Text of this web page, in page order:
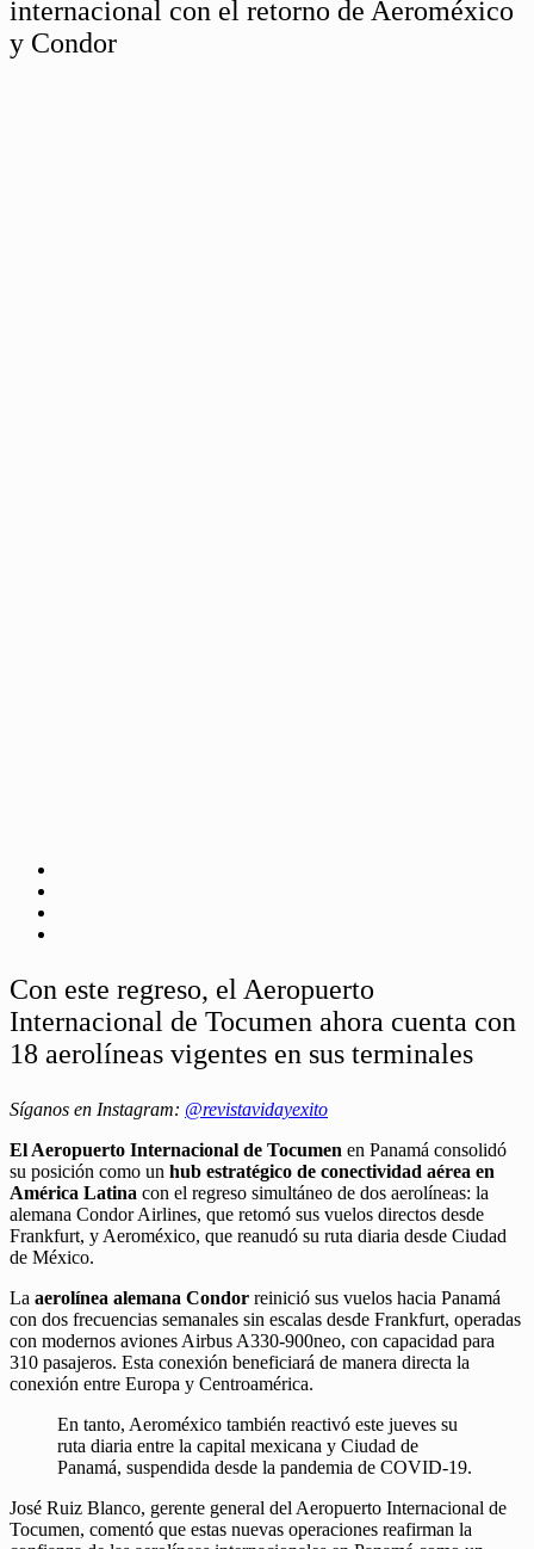
internacional con el retorno de Aeroméxico
y Condor
Con este regreso, el Aeropuerto
Internacional de Tocumen ahora cuenta con
18 aerolíneas vigentes en sus terminales
Síganos en Instagram: @revistavidayexito
El Aeropuerto Internacional de Tocumen en Panamá consolidó
su posición como un hub estratégico de conectividad aérea en
América Latina con el regreso simultáneo de dos aerolíneas: la
alemana Condor Airlines, que retomó sus vuelos directos desde
Frankfurt, y Aeroméxico, que reanudó su ruta diaria desde Ciudad
de México.
La aerolínea alemana Condor reinició sus vuelos hacia Panamá
con dos frecuencias semanales sin escalas desde Frankfurt, operadas
con modernos aviones Airbus A330-900neo, con capacidad para
310 pasajeros. Esta conexión beneficiará de manera directa la
conexión entre Europa y Centroamérica.
En tanto, Aeroméxico también reactivó este jueves su
ruta diaria entre la capital mexicana y Ciudad de
Panamá, suspendida desde la pandemia de COVID-19.
José Ruiz Blanco, gerente general del Aeropuerto Internacional de
Tocumen, comentó que estas nuevas operaciones reafirman la